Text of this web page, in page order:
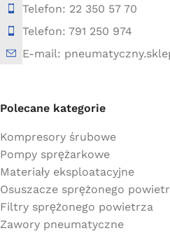
Telefon: 22 350 57 70
Telefon: 791 250 974
E-mail:
Polecane kategorie
Kompresory śrubowe
Pompy sprężarkowe
Materiały eksploatacyjne
Osuszacze sprężonego
Filtry sprężonego powietrza
Zawory pneumatyczne